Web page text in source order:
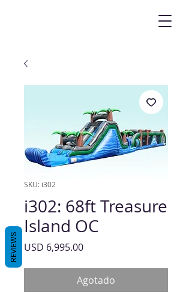
SKU: i302
i302: 68ft Treasure
Island OC
USD 6,995.00Precio
Agotado
REVIEWS